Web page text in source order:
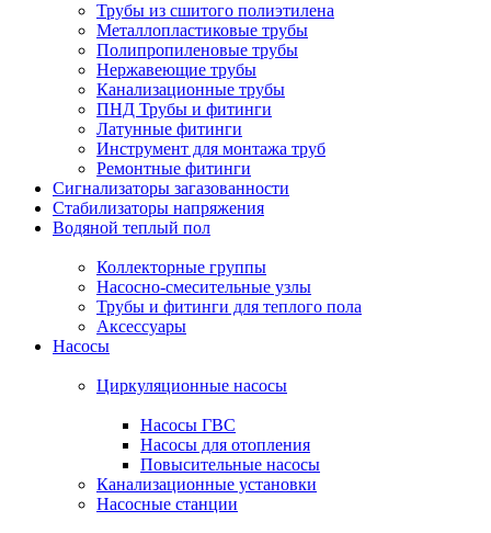
Трубы из сшитого полиэтилена
Металлопластиковые трубы
Полипропиленовые трубы
Нержавеющие трубы
Канализационные трубы
ПНД Трубы и фитинги
Латунные фитинги
Инструмент для монтажа труб
Ремонтные фитинги
Сигнализаторы загазованности
Стабилизаторы напряжения
Водяной теплый пол
Коллекторные группы
Насосно-смесительные узлы
Трубы и фитинги для теплого пола
Аксессуары
Насосы
Циркуляционные насосы
Насосы ГВС
Насосы для отопления
Повысительные насосы
Канализационные установки
Насосные станции